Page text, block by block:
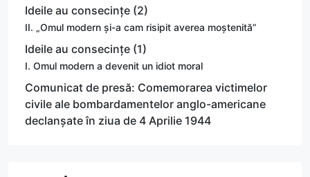
Ideile au consecințe (2)
II. „Omul modern și-a cam risipit averea moștenită”
Ideile au consecințe (1)
I. Omul modern a devenit un idiot moral
Comunicat de presă: Comemorarea victimelor
civile ale bombardamentelor anglo-americane
declanșate în ziua de 4 Aprilie 1944